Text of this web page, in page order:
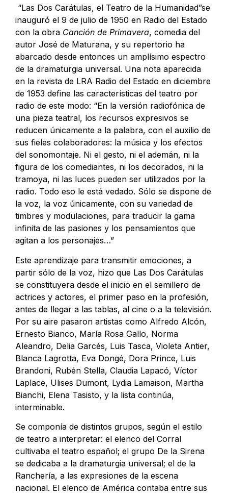
“Las Dos Carátulas, el Teatro de la Humanidad”se
inauguró el 9 de julio de 1950 en Radio del Estado
con la obra Canción de Primavera, comedia del
autor José de Maturana, y su repertorio ha
abarcado desde entonces un amplísimo espectro
de la dramaturgia universal. Una nota aparecida
en la revista de LRA Radio del Estado en diciembre
de 1953 define las características del teatro por
radio de este modo: “En la versión radiofónica de
una pieza teatral, los recursos expresivos se
reducen únicamente a la palabra, con el auxilio de
sus fieles colaboradores: la música y los efectos
del sonomontaje. Ni el gesto, ni el ademán, ni la
figura de los comediantes, ni los decorados, ni la
tramoya, ni las luces pueden ser utilizados por la
radio. Todo eso le está vedado. Sólo se dispone de
la voz, la voz únicamente, con su variedad de
timbres y modulaciones, para traducir la gama
infinita de las pasiones y los pensamientos que
agitan a los personajes…”
Este aprendizaje para transmitir emociones, a
partir sólo de la voz, hizo que Las Dos Carátulas
se constituyera desde el inicio en el semillero de
actrices y actores, el primer paso en la profesión,
antes de llegar a las tablas, al cine o a la televisión.
Por su aire pasaron artistas como Alfredo Alcón,
Ernesto Bianco, María Rosa Gallo, Norma
Aleandro, Delia Garcés, Luis Tasca, Violeta Antier,
Blanca Lagrotta, Eva Dongé, Dora Prince, Luis
Brandoni, Rubén Stella, Claudia Lapacó, Víctor
Laplace, Ulises Dumont, Lydia Lamaison, Martha
Bianchi, Elena Tasisto, y la lista continúa,
interminable.
Se componía de distintos grupos, según el estilo
de teatro a interpretar: el elenco del Corral
cultivaba el teatro español; el grupo De la Sirena
se dedicaba a la dramaturgia universal; el de la
Ranchería, a las expresiones de la escena
nacional. El elenco de América contaba entre sus